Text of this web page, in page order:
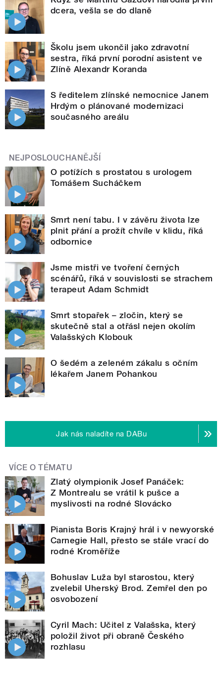
dcera, vešla se do dlaně
Školu jsem ukončil jako zdravotní
sestra, říká první porodní asistent ve
Zlíně Alexandr Koranda
S ředitelem zlínské nemocnice Janem
Hrdým o plánované modernizaci
současného areálu
NEJPOSLOUCHANĚJŠÍ
O potížích s prostatou s urologem
Tomášem Sucháčkem
Smrt není tabu. I v závěru života lze
plnit přání a prožít chvíle v klidu, říká
odbornice
Jsme mistři ve tvoření černých
scénářů, říká v souvislosti se strachem
terapeut Adam Schmidt
Smrt stopařek – zločin, který se
skutečně stal a otřásl nejen okolím
Valašských Klobouk
O šedém a zeleném zákalu s očním
lékařem Janem Pohankou
Jak nás naladíte na DABu
VÍCE O TÉMATU
Zlatý olympionik Josef Panáček:
Z Montrealu se vrátil k pušce a
myslivosti na rodné Slovácko
Pianista Boris Krajný hrál i v newyorské
Carnegie Hall, přesto se stále vrací do
rodné Kroměříže
Bohuslav Luža byl starostou, který
zvelebil Uherský Brod. Zemřel den po
osvobození
Cyril Mach: Učitel z Valašska, který
položil život při obraně Českého
rozhlasu